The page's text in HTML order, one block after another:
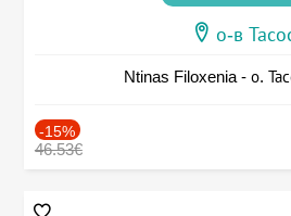
о-в
Ntinas Filoxenia - о.
-15%
46.53€